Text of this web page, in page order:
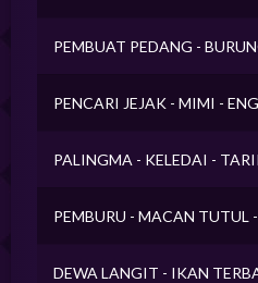
PEMBUAT PEDANG -
PENCARI JEJAK - MIMI -
PALINGMA - KELEDAI -
PEMBURU - MACAN TUTUL
DEWA LANGIT - IKAN